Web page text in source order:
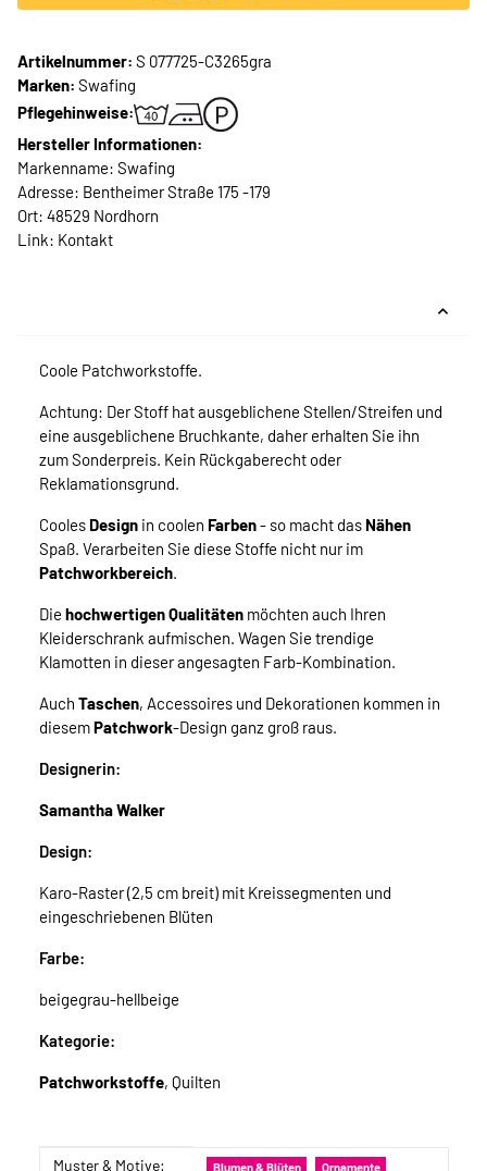
Artikelnummer: S 077725-C3265gra
Marken: Swafing
Pflegehinweise:
Hersteller Informationen:
Markenname: Swafing
Adresse: Bentheimer Straße 175 -179
Ort: 48529 Nordhorn
Link: Kontakt
Coole Patchworkstoffe.
Achtung: Der Stoff hat ausgeblichene Stellen/Streifen und
eine ausgeblichene Bruchkante, daher erhalten Sie ihn
zum Sonderpreis. Kein Rückgaberecht oder
Reklamationsgrund.
Cooles Design in coolen Farben- so macht das Nähen
Spaß. Verarbeiten Sie diese Stoffe nicht nur im
Patchworkbereich.
Die hochwertigen Qualitäten möchten auch Ihren
Kleiderschrank aufmischen. Wagen Sie trendige
Klamotten in dieser angesagten Farb-Kombination.
Auch Taschen, Accessoires und Dekorationen kommen in
diesemPatchwork-Design ganz groß raus.
Designerin:
Samantha Walker
Design:
Karo-Raster (2,5 cm breit) mit Kreissegmenten und
eingeschriebenen Blüten
Farbe:
beigegrau-hellbeige
Kategorie:
Patchworkstoffe, Quilten
Produkteigenschaft
Wert
Muster & Motive: Blumen & Blüten Ornamente